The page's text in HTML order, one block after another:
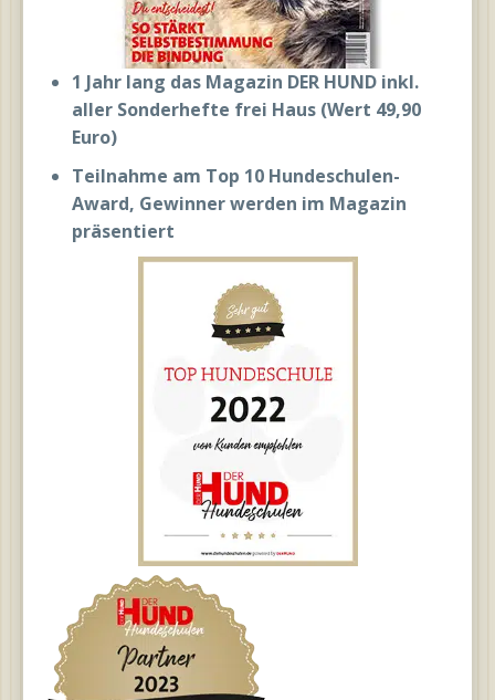
1 Jahr lang das Magazin DER HUND inkl.
aller Sonderhefte frei Haus (Wert 49,90
Euro)
Teilnahme am Top 10 Hundeschulen-
Award, Gewinner werden im Magazin
präsentiert